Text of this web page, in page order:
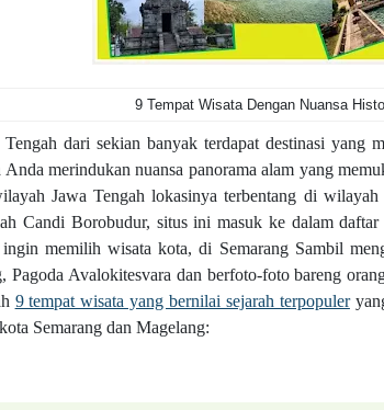
9 Tempat Wisata Dengan Nuansa
dari sekian banyak terdapat destinasi yang
merindukan nuansa panorama alam yang
Jawa Tengah lokasinya terbentang di
Candi Borobudur, situs ini masuk ke dalam
memilih wisata kota, di Semarang Sambil
Avalokitesvara dan berfoto-foto bareng
9 tempat wisata yang bernilai sejarah terpopuler
Semarang dan Magelang: